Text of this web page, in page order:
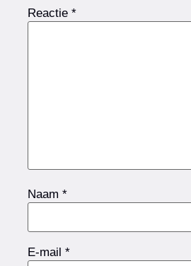
Reactie*
Naam*
E-mail*